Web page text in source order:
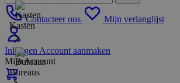
Contacteer ons Mijn verlanglijst
Inloggen Account aanmaken
Mijn Account
Kasten
Bureaus